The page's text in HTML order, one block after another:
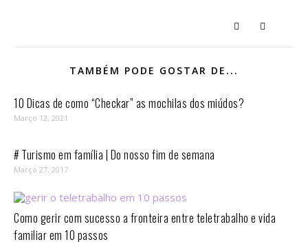
TAMBÉM PODE GOSTAR DE...
10 Dicas de como “Checkar” as mochilas dos miúdos?
Março 12, 2021
# Turismo em família | Do nosso fim de semana
Março 27, 2017
Como gerir com sucesso a fronteira entre teletrabalho e vida
familiar em 10 passos⁣